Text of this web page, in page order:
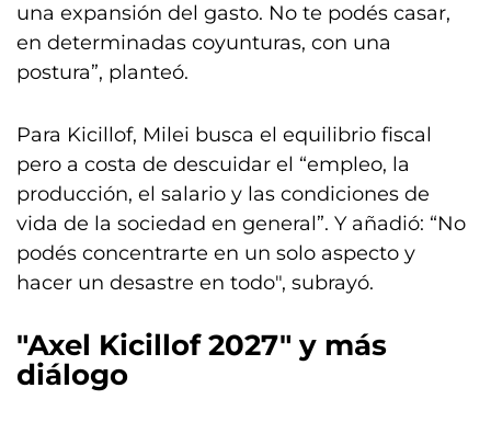
una expansión del gasto. No te podés casar,
en determinadas coyunturas, con una
postura”, planteó.
Para Kicillof, Milei busca el equilibrio fiscal
pero a costa de descuidar el “empleo, la
producción, el salario y las condiciones de
vida de la sociedad en general”. Y añadió: “No
podés concentrarte en un solo aspecto y
hacer un desastre en todo", subrayó.
"Axel Kicillof 2027" y más
diálogo